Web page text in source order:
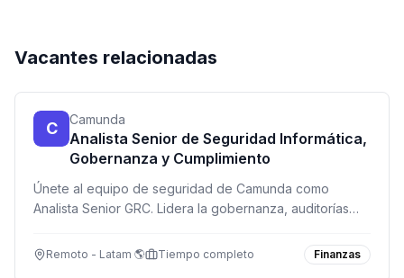
Vacantes relacionadas
C Camunda
Analista Senior de Seguridad Informática,
Gobernanza y Cumplimiento
Únete al equipo de seguridad de Camunda como
Analista Senior GRC. Lidera la gobernanza, auditorías
cumplimiento normativo en una empresa de tecnología
Remoto - Latam 🌎 Tiempo completo Finanzas